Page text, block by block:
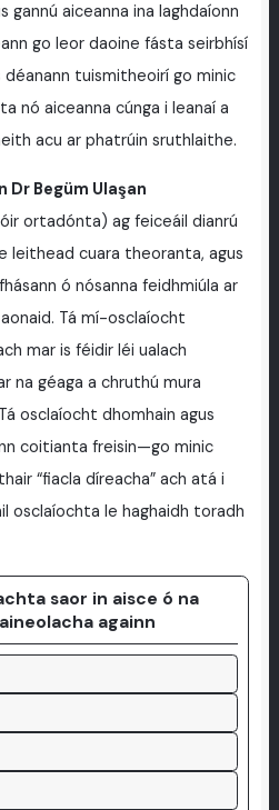
gannú aiceanna ina laghdaíonn
go leor daoine fásta seirbhísí
tuismitheoirí go minic
nó aiceanna cúnga i leanaí a
acu ar phatrúin sruthlaithe.
Dr Begüm Ulaşan
ortadónta) ag feiceáil dianrú
leithead cuara theoranta, agus
ó nósanna feidhmiúla ar
Tá mí-osclaíocht
mar is féidir léi ualach
na géaga a chruthú mura
osclaíocht dhomhain agus
coitianta freisin—go minic
“fiacla díreacha” ach atá i
osclaíochta le haghaidh toradh
saor in aisce ó na
againn